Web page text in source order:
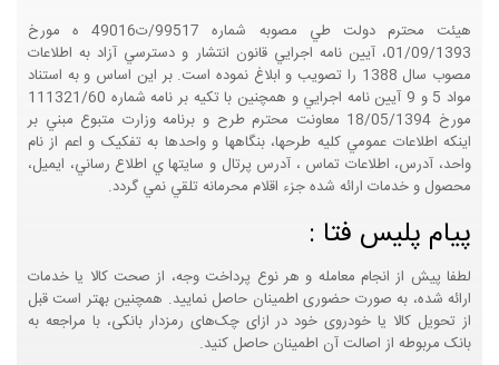
هيئت محترم دولت طي مصوبه شماره 99517/ت49016 ه مورخ
01/09/1393، آيين نامه اجرايي قانون انتشار و دسترسي آزاد به اطلاعات
مصوب سال 1388 را تصويب و ابلاغ نموده است. بر اين اساس و به استناد
مواد 5 و 9 آيين نامه اجرايي و همچنين با تکيه بر نامه شماره 111321/60
مورخ 18/05/1394 معاونت محترم طرح و برنامه وزارت متبوع مبني بر
اينکه اطلاعات عمومي کليه طرحها، بنگاهها و واحدها به تفکيک و اعم از نام
واحد، آدرس، اطلاعات تماس ، آدرس پرتال و سايتها ي اطلاع رساني، ايميل،
محصول و خدمات ارائه شده جزء اقلام محرمانه تلقي نمي گردد.
پیام پلیس فتا :
لطفا پیش از انجام معامله و هر نوع پرداخت وجه، از صحت کالا یا خدمات
ارائه شده، به صورت حضوری اطمینان حاصل نمایید. همچنین بهتر است قبل
از تحویل کالا یا خودروی خود در ازای چک‌های رمزدار بانکی، با مراجعه به
بانک مربوطه از اصالت آن اطمینان حاصل کنید.